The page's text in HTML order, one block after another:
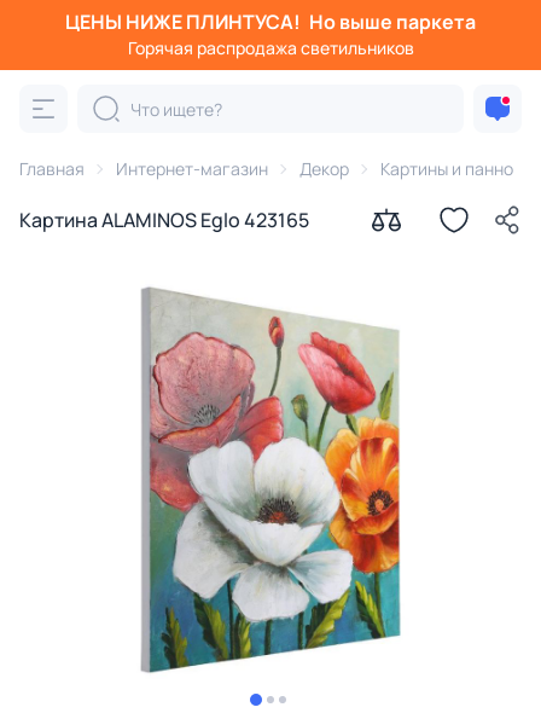
ЦЕНЫ НИЖЕ ПЛИНТУСА! Но выше паркета
Горячая распродажа светильников
Главная Интернет-магазин Декор Картины и панно
Картина ALAMINOS Eglo 423165